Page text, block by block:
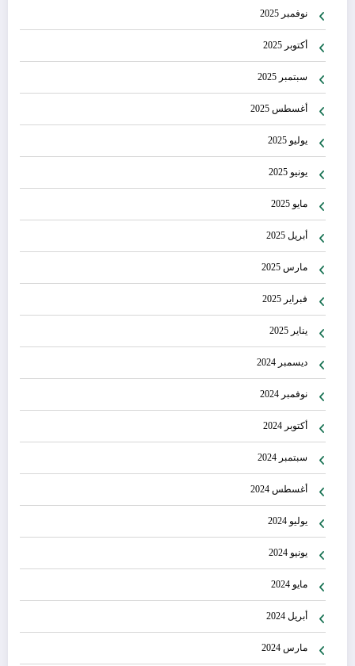
نوفمبر 2025
أكتوبر 2025
سبتمبر 2025
أغسطس 2025
يوليو 2025
يونيو 2025
مايو 2025
أبريل 2025
مارس 2025
فبراير 2025
يناير 2025
ديسمبر 2024
نوفمبر 2024
أكتوبر 2024
سبتمبر 2024
أغسطس 2024
يوليو 2024
يونيو 2024
مايو 2024
أبريل 2024
مارس 2024